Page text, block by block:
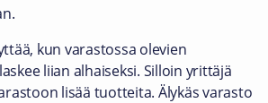
kun varastossa olevien
liian alhaiseksi. Silloin yrittäjä
lisää tuotteita. Älykäs varasto